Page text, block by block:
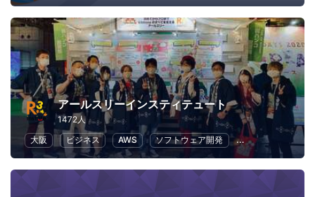
アールスリーインスティテュート
1472人
大阪
ビジネス AWS ソフトウェア開発 クラウド